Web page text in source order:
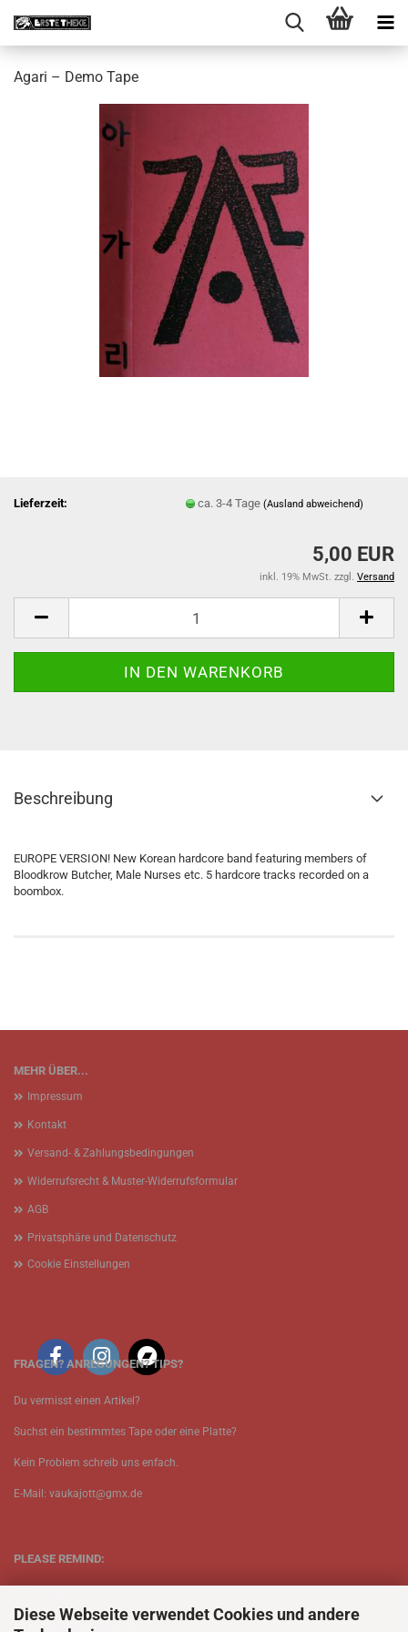
Diese Webseite verwendet Cookies und andere
Agari ‎– Demo Tape
Lieferzeit: ca. 3-4 Tage(Ausland abweichend)
5,00 EUR
inkl. 19% MwSt. zzgl. Versand
Beschreibung
EUROPE VERSION! New Korean hardcore band featuring members of
Bloodkrow Butcher, Male Nurses etc. 5 hardcore tracks recorded on a
boombox.
MEHR ÜBER...
Impressum
Kontakt
Versand- & Zahlungsbedingungen
Widerrufsrecht & Muster-Widerrufsformular
AGB
Privatsphäre und Datenschutz
Cookie Einstellungen
FRAGEN? ANREGUNGEN? TIPS?
Du vermisst einen Artikel?
Suchst ein bestimmtes Tape oder eine Platte?
Kein Problem schreib uns enfach.
E-Mail: vaukajott@gmx.de
PLEASE REMIND:
Be patient when ordering.